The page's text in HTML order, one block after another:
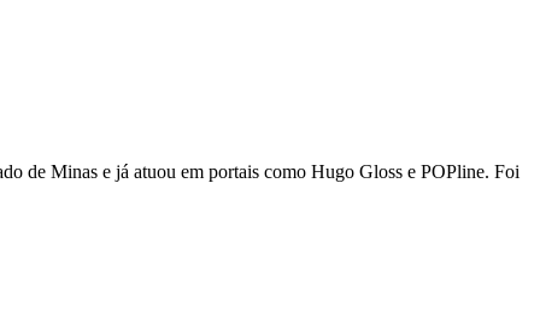
de Minas e já atuou em portais como Hugo Gloss e POPline. Foi